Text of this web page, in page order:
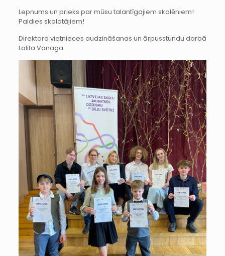
Lepnums un prieks par mūsu talantīgajiem skolēniem!
Paldies skolotājiem!
Direktora vietnieces audzināšanas un ārpusstundu darbā
Lolita Vanaga